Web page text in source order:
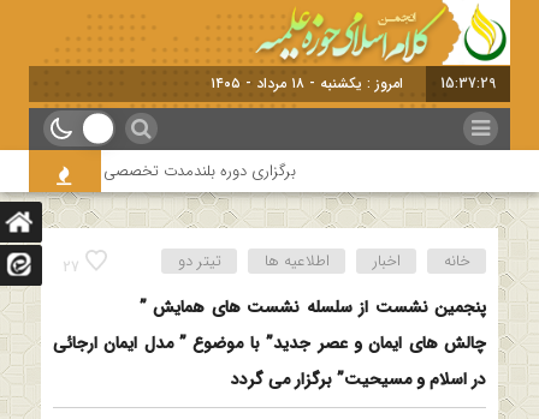
15:37:29 امروز : یکشنبه - ۱۸ مرداد - ۱۴۰۵
برگزاری دوره بلندمدت تخصصی و کارگاه آموزشی
27 خانه اخبار اطلاعیه ها تیتر دو
پنجمین نشست از سلسله نشست های همایش ”
چالش های ایمان و عصر جدید” با موضوع ” مدل ایمان ارجائی
در اسلام و مسیحیت” برگزار می گردد